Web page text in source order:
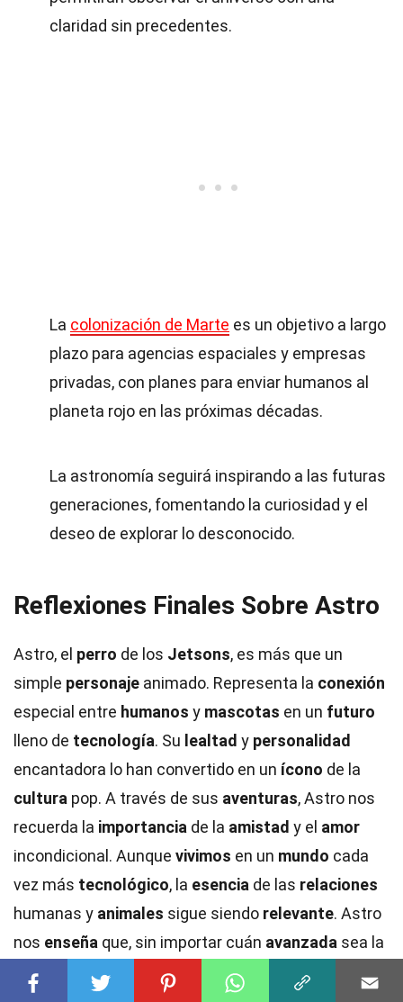
claridad sin precedentes.
La colonización de Marte es un objetivo a largo
plazo para agencias espaciales y empresas
privadas, con planes para enviar humanos al
planeta rojo en las próximas décadas.
La astronomía seguirá inspirando a las futuras
generaciones, fomentando la curiosidad y el
deseo de explorar lo desconocido.
Reflexiones Finales Sobre Astro
Astro, el perro de los Jetsons, es más que un
simple personaje animado. Representa la conexión
especial entre humanos y mascotas en un futuro
lleno de tecnología. Su lealtad y personalidad
encantadora lo han convertido en un ícono de la
cultura pop. A través de sus aventuras, Astro nos
recuerda la importancia de la amistad y el amor
incondicional. Aunque vivimos en un mundo cada
vez más tecnológico, la esencia de las relaciones
humanas y animales sigue siendo relevante. Astro
nos enseña que, sin importar cuán avanzada sea la
tecnología
, el vínculocon nuestras
mascotas